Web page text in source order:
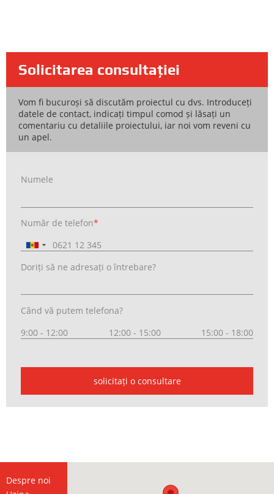
Solicitarea consultației
Vom fi bucuroși să discutăm proiectul cu dvs. Introduceți
datele de contact, indicați timpul comod și lăsați un
comentariu cu detaliile proiectului, iar noi vom reveni cu
un apel.
Numele
Număr de telefon*
Doriți să ne adresați o întrebare?
Când vă putem telefona?
9:00 - 12:00
12:00 - 15:00 15:00 - 18:00
solicitați o consultare
Despre noi